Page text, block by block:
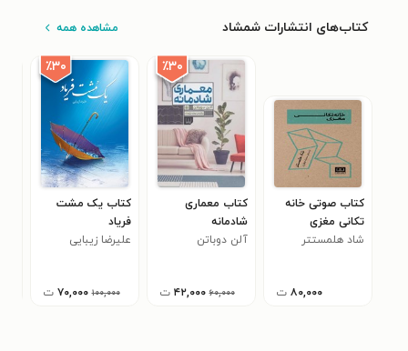
کتاب‌های انتشارات شمشاد مشاهده همه
کتاب صوتی خانه
تکانی مغزی
شاد هلمستتر
۸۰,۰۰۰ ت
٪۳۰
کتاب معماری
شادمانه
آلن دوباتن
۶۰,۰۰۰ ۴۲,۰۰۰ ت
٪۳۰
کتاب یک مشت
فریاد
علیرضا زیبایی
۱۰۰,۰۰۰ ۷۰,۰۰۰ ت